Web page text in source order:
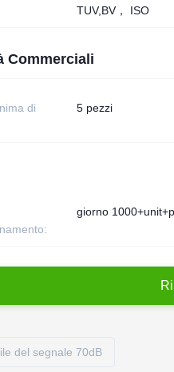
TUV,BV， ISO
Commerciali
di
5 pezzi
giorno
Ri
del segnale 70dB